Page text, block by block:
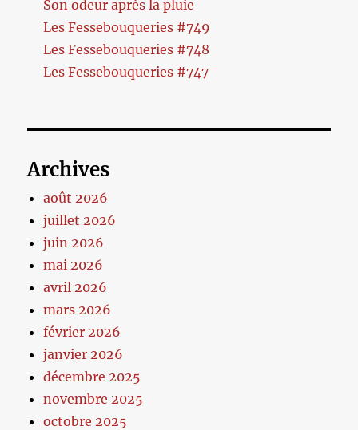
Son odeur après la pluie
Les Fessebouqueries #749
Les Fessebouqueries #748
Les Fessebouqueries #747
Archives
août 2026
juillet 2026
juin 2026
mai 2026
avril 2026
mars 2026
février 2026
janvier 2026
décembre 2025
novembre 2025
octobre 2025